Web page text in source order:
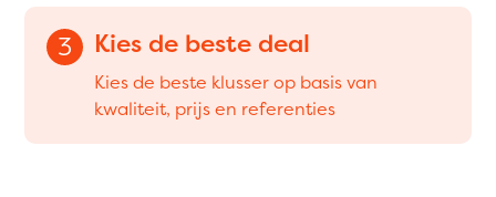
3 Kies de beste deal
Kies de beste klusser op basis van
kwaliteit, prijs en referenties